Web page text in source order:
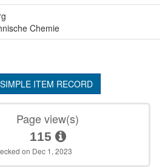
Chemie
ITEM RECORD
Page view(s)
115
on Dec 1, 2023